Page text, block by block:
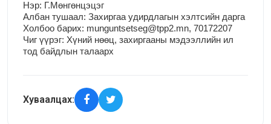
Нэр: Г.Мөнгөнцэцэг
Албан тушаал: Захиргаа удирдлагын хэлтсийн дарга
Холбоо барих: munguntsetseg@tpp2.mn, 70172207
Чиг үүрэг: Хүний нөөц, захиргааны мэдээллийн ил
тод байдлын талаарх
Хуваалцах: